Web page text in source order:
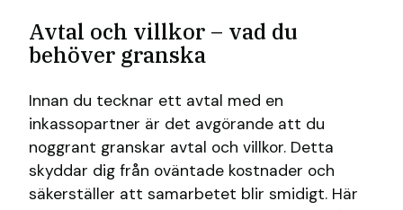
Avtal och villkor – vad du
behöver granska
Innan du tecknar ett avtal med en
inkassopartner är det avgörande att du
noggrant granskar avtal och villkor. Detta
skyddar dig från oväntade kostnader och
säkerställer att samarbetet blir smidigt. Här